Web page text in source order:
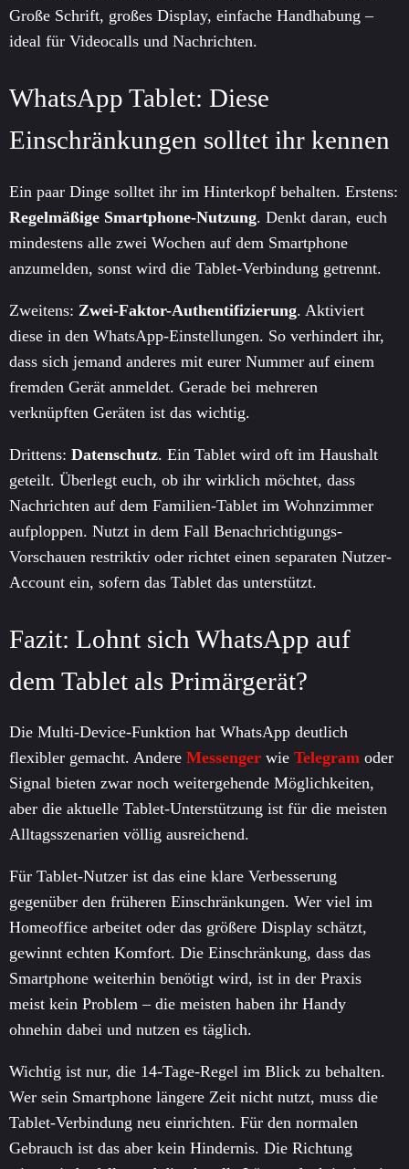
Große Schrift, großes Display, einfache Handhabung –
ideal für Videocalls und Nachrichten.
WhatsApp Tablet: Diese
Einschränkungen solltet ihr kennen
Ein paar Dinge solltet ihr im Hinterkopf behalten. Erstens:
Regelmäßige Smartphone-Nutzung. Denkt daran, euch
mindestens alle zwei Wochen auf dem Smartphone
anzumelden, sonst wird die Tablet-Verbindung getrennt.
Zweitens: Zwei-Faktor-Authentifizierung. Aktiviert
diese in den WhatsApp-Einstellungen. So verhindert ihr,
dass sich jemand anderes mit eurer Nummer auf einem
fremden Gerät anmeldet. Gerade bei mehreren
verknüpften Geräten ist das wichtig.
Drittens: Datenschutz. Ein Tablet wird oft im Haushalt
geteilt. Überlegt euch, ob ihr wirklich möchtet, dass
Nachrichten auf dem Familien-Tablet im Wohnzimmer
aufploppen. Nutzt in dem Fall Benachrichtigungs-
Vorschauen restriktiv oder richtet einen separaten Nutzer-
Account ein, sofern das Tablet das unterstützt.
Fazit: Lohnt sich WhatsApp auf
dem Tablet als Primärgerät?
Die Multi-Device-Funktion hat WhatsApp deutlich
flexibler gemacht. Andere Messenger wie Telegram oder
Signal bieten zwar noch weitergehende Möglichkeiten,
aber die aktuelle Tablet-Unterstützung ist für die meisten
Alltagsszenarien völlig ausreichend.
Für Tablet-Nutzer ist das eine klare Verbesserung
gegenüber den früheren Einschränkungen. Wer viel im
Homeoffice arbeitet oder das größere Display schätzt,
gewinnt echten Komfort. Die Einschränkung, dass das
Smartphone weiterhin benötigt wird, ist in der Praxis
meist kein Problem – die meisten haben ihr Handy
ohnehin dabei und nutzen es täglich.
Wichtig ist nur, die 14-Tage-Regel im Blick zu behalten.
Wer sein Smartphone längere Zeit nicht nutzt, muss die
Tablet-Verbindung neu einrichten. Für den normalen
Gebrauch ist das aber kein Hindernis. Die Richtung